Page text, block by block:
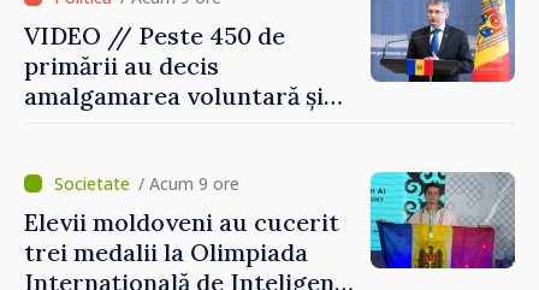
VIDEO // Peste 450 de
primării au decis
amalgamarea voluntară și
Grosu: „Este important să
depășim blocajele și să dăm o
șansă localităților să se
dezvolte”
/ Acum 9 ore
Elevii moldoveni au cucerit
trei medalii la Olimpiada
Internațională de Inteligență